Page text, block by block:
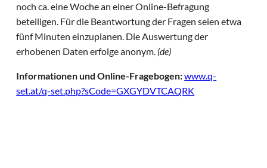
noch ca. eine Woche an einer Online-Befragung
beteiligen. Für die Beantwortung der Fragen seien etwa
fünf Minuten einzuplanen. Die Auswertung der
erhobenen Daten erfolge anonym. (de)
Informationen und Online-Fragebogen:www.q-
set.at/q-set.php?sCode=GXGYDVTCAQRK